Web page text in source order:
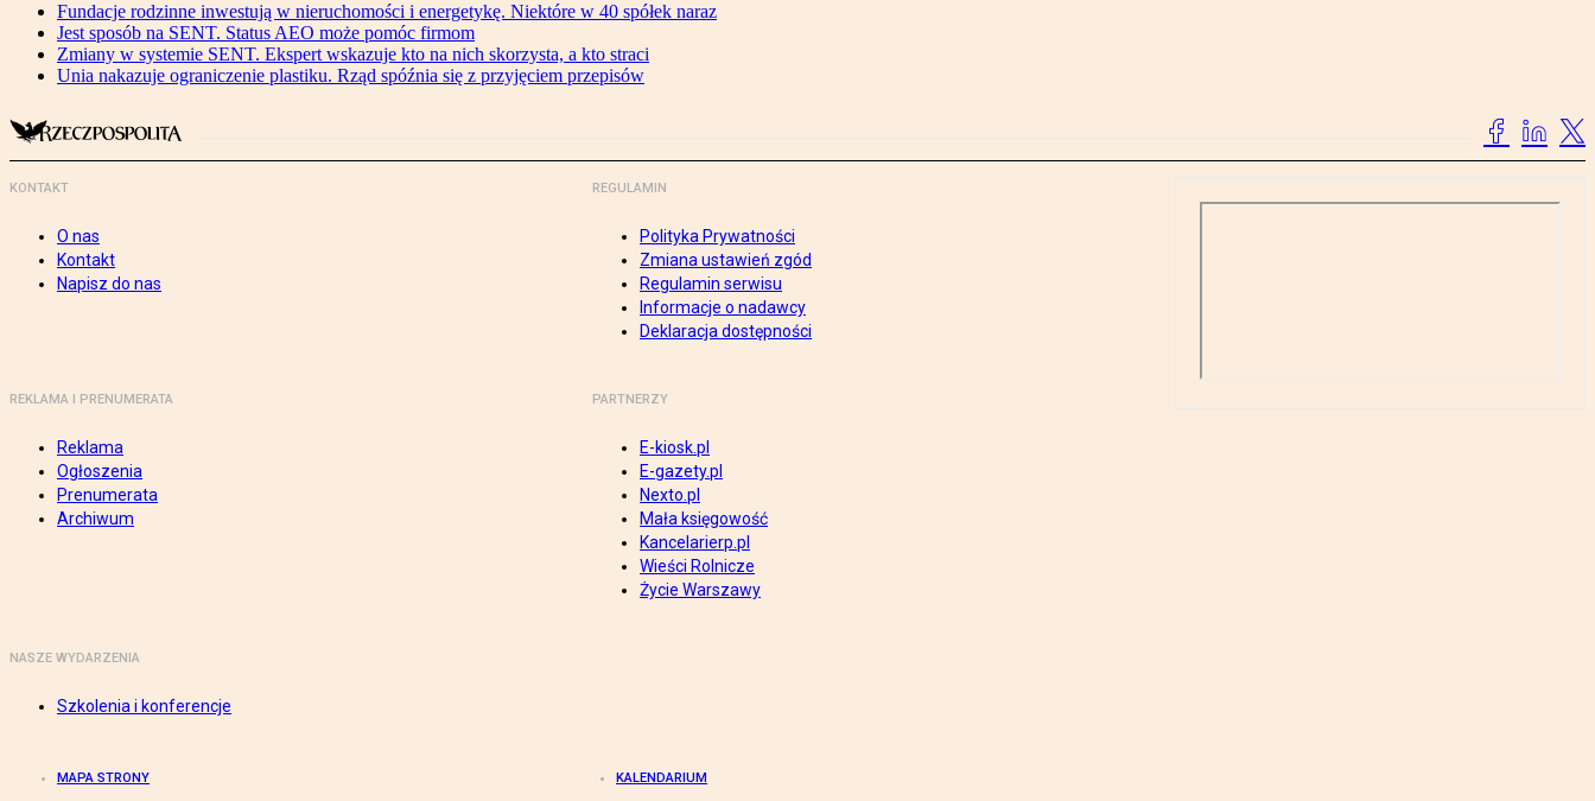
Fundacje rodzinne inwestują w nieruchomości i energetykę. Niektóre w 40 spółek naraz
Jest sposób na SENT. Status AEO może pomóc firmom
Zmiany w systemie SENT. Ekspert wskazuje kto na nich skorzysta, a kto straci
Unia nakazuje ograniczenie plastiku. Rząd spóźnia się z przyjęciem przepisów
KONTAKT
O nas
Kontakt
Napisz do nas
REGULAMIN
Polityka Prywatności
Zmiana ustawień zgód
Regulamin serwisu
Informacje o nadawcy
Deklaracja dostępności
REKLAMA I PRENUMERATA
Reklama
Ogłoszenia
Prenumerata
Archiwum
PARTNERZY
E-kiosk.pl
E-gazety.pl
Nexto.pl
Mała księgowość
Kancelarierp.pl
Wieści Rolnicze
Życie Warszawy
NASZE WYDARZENIA
Szkolenia i konferencje
MAPA STRONY KALENDARIUM